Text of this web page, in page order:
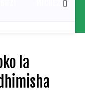
MICHEZO
la